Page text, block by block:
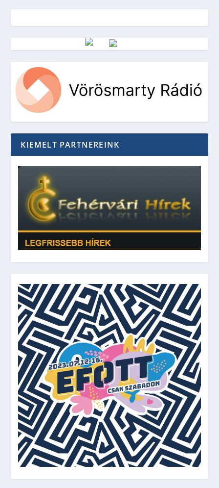
Vörösmarty Rádió
KIEMELT PARTNEREINK